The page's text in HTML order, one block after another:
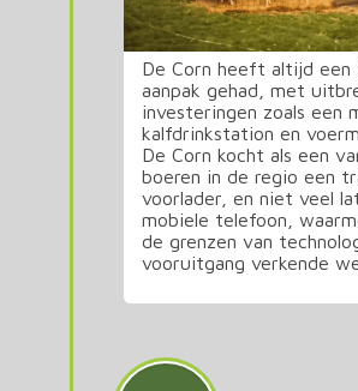
De Corn heeft altijd een
aanpak gehad, met
investeringen zoals een
kalfdrinkstation en
De Corn kocht als een
boeren in de regio een
voorlader, en niet veel
mobiele telefoon,
de grenzen van
vooruitgang verkende